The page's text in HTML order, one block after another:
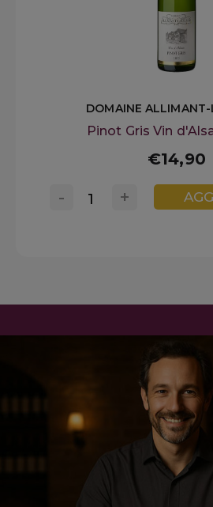
DOMAINE ALLIMANT-
Pinot Gris Vin
€14,90
+
-